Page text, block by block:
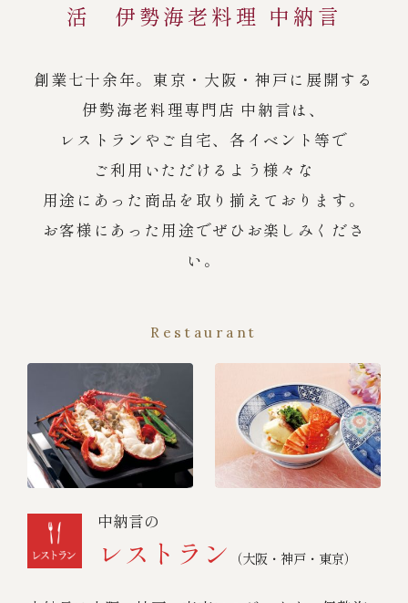
活 伊勢海老料理 中納言
創業七十余年。東京・大阪・神戸に展開する
伊勢海老料理専門店 中納言は、
レストランやご自宅、各イベント等で
ご利用いただけるよう様々な
用途にあった商品を取り揃えております。
お客様にあった用途でぜひお楽しみくださ
い。
Restaurant
中納言の
レストラン （大阪・神戸・東京）